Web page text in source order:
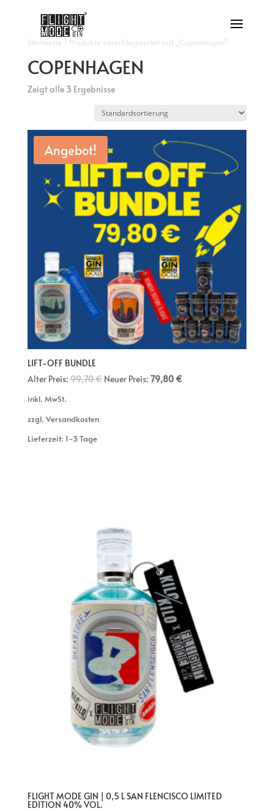
Startseite / Produkte verschlagwortet mit „Copenhagen“
COPENHAGEN
Zeigt alle 3 Ergebnisse
Angebot!
LIFT-OFF BUNDLE
Alter Preis: 99,70€ Neuer Preis: 79,80 €
inkl. MwSt.
zzgl. Versandkosten
Lieferzeit: 1-3 Tage
FLIGHT MODE GIN | 0,5 L SAN FLENCISCO LIMITED
EDITION 40% VOL.